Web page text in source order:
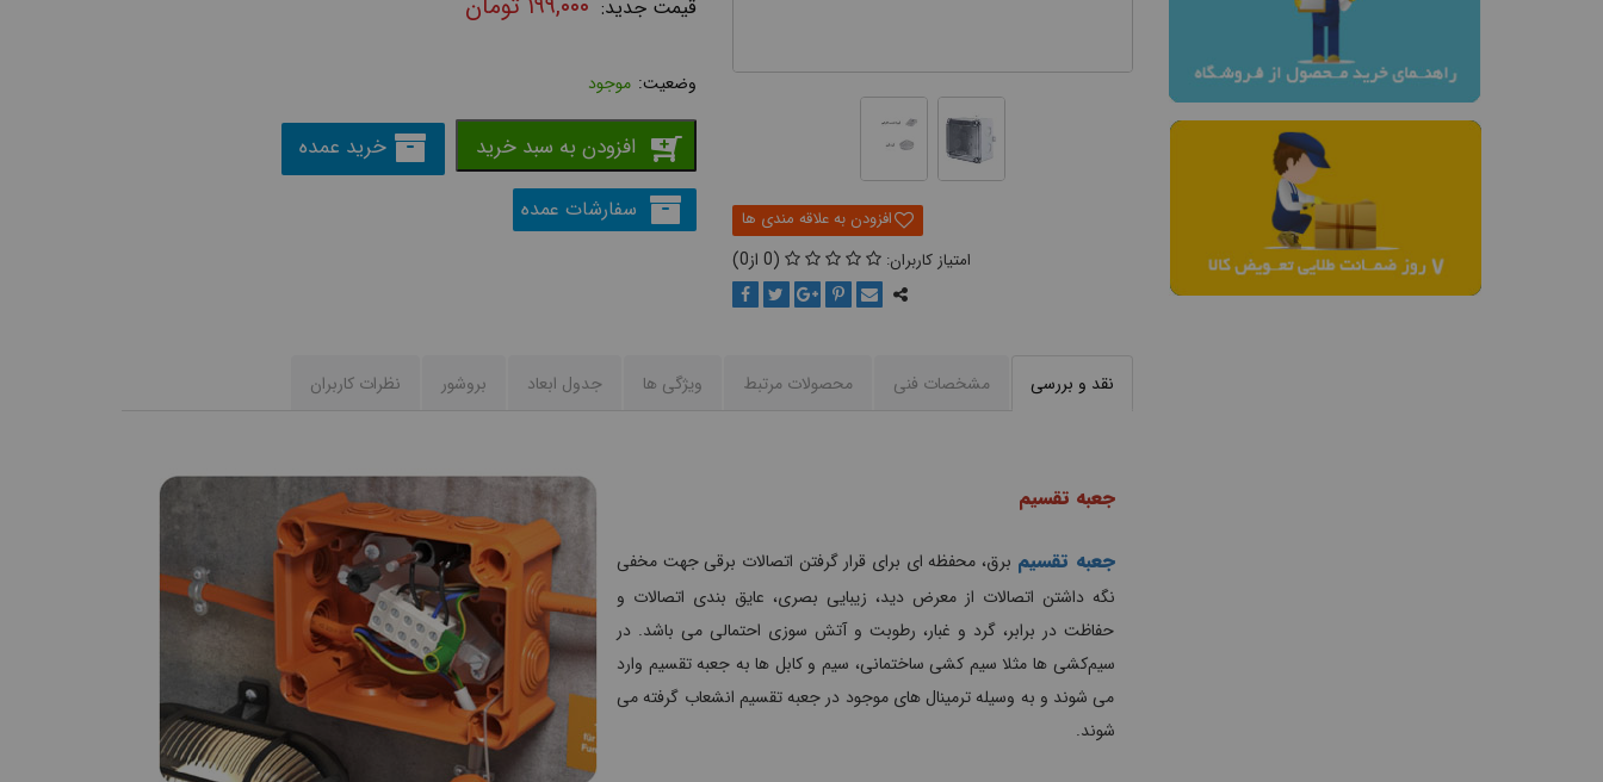
0
0
موجود
افزودن به سبد خرید خرید عمده
سفارشات عمده
نقد و بررسی مشخصات فنی محصولات مرتبط ویژگی ها جدول ابعاد بروشور نظرات کاربران
جعبه تقسیم
جعبه تقسیم برق، محفظه ای برای قرار گرفتن اتصالات برقی جهت مخفی
نگه داشتن اتصالات از معرض دید، زیبایی بصری، عایق بندی اتصالات و
حفاظت در برابر، گرد و غبار، رطوبت و آتش سوزی احتمالی می باشد. در
سیم‌کشی ها مثلا سیم کشی ساختمانی، سیم و کابل ها به جعبه تقسیم وارد
می شوند و به وسیله ترمینال های موجود در جعبه تقسیم انشعاب گرفته می
شوند.